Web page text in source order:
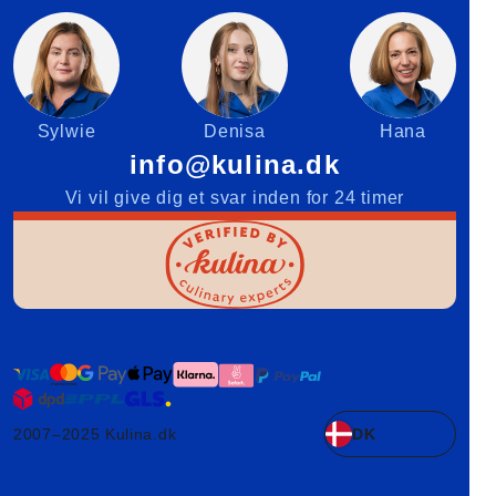
Sylwie Denisa Hana
info@kulina.dk
Vi vil give dig et svar inden for 24 timer
2007–2025 Kulina.dk DK